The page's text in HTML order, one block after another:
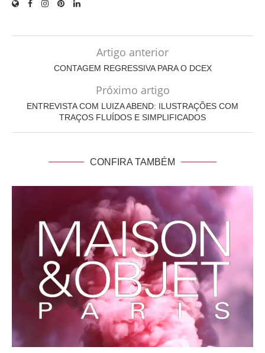
Artigo anterior
CONTAGEM REGRESSIVA PARA O DCEX
Próximo artigo
ENTREVISTA COM LUIZA ABEND: ILUSTRAÇÕES COM
TRAÇOS FLUÍDOS E SIMPLIFICADOS
CONFIRA TAMBÉM